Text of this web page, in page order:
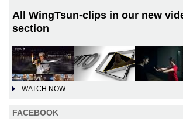
All WingTsun-clips in our new
section
WATCH NOW
FACEBOOK